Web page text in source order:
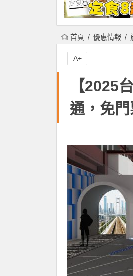
首頁 優惠情報
【2025
通，免門
A+